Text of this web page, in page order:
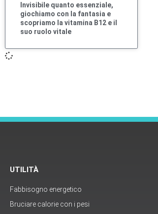
Invisibile quanto essenziale,
giochiamo con la fantasia e
scopriamo la vitamina B12 e il
suo ruolo vitale
UTILITÀ
Fabbisogno energetico
Bruciare calorie con i pesi